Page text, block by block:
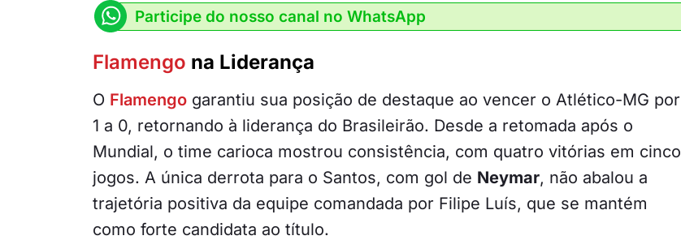
Participe do nosso canal no WhatsApp
Flamengo na Liderança
O Flamengo garantiu sua posição de destaque ao vencer o Atlético-MG por
1 a 0, retornando à liderança do Brasileirão. Desde a retomada após o
Mundial, o time carioca mostrou consistência, com quatro vitórias em cinco
jogos. A única derrota para o Santos, com gol de Neymar, não abalou a
trajetória positiva da equipe comandada por Filipe Luís, que se mantém
como forte candidata ao título.